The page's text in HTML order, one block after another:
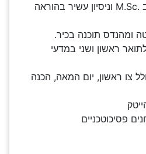
תואר שני במדעי המחשב .M.Sc וניסיון עשיר בהוראה
ומהנדס תוכנה בכיר.
ראשון ושני במדעי
צו ראשון, יום המאה, הכנה
פסיכוטכניים